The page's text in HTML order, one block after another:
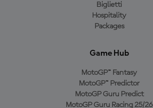
Biglietti
Hospitality
Packages
Game Hub
MotoGP™ Fantasy
MotoGP™ Predictor
MotoGP Guru Predict
MotoGP Guru Racing 25/26